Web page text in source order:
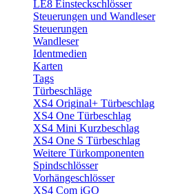
LE8 Einsteckschlösser
Steuerungen und Wandleser
Steuerungen
Wandleser
Identmedien
Karten
Tags
Türbeschläge
XS4 Original+ Türbeschlag
XS4 One Türbeschlag
XS4 Mini Kurzbeschlag
XS4 One S Türbeschlag
Weitere Türkomponenten
Spindschlösser
Vorhängeschlösser
XS4 Com iGO